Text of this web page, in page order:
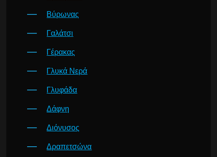
Βύρωνας
Γαλάτσι
Γέρακας
Γλυκά Νερά
Γλυφάδα
Δάφνη
Διόνυσος
Δραπετσώνα